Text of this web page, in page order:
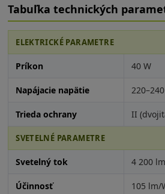
Tabuľka technických
ELEKTRICKÉ PARAMETRE
Príkon 40 W
Napájacie napätie
Trieda ochrany II
SVETELNÉ PARAMETRE
Svetelný tok 4 200 lm
Účinnosť 105 lm/